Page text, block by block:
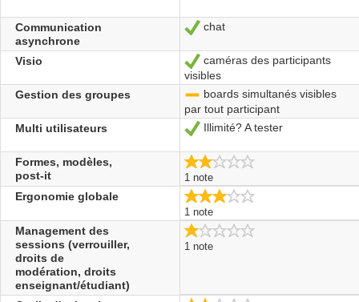
Communication
asynchrone
Oui
chat
Visio Oui
caméras des participants
visibles
Gestion des groupes
boards simultanés visibles
par tout participant
Multi utilisateurs
Oui
Illimité? A tester
Formes, modèles,
post-it
1 note
Ergonomie globale
1 note
Management des
sessions (verrouiller,
droits de
modération, droits
enseignant/étudiant)
1 note